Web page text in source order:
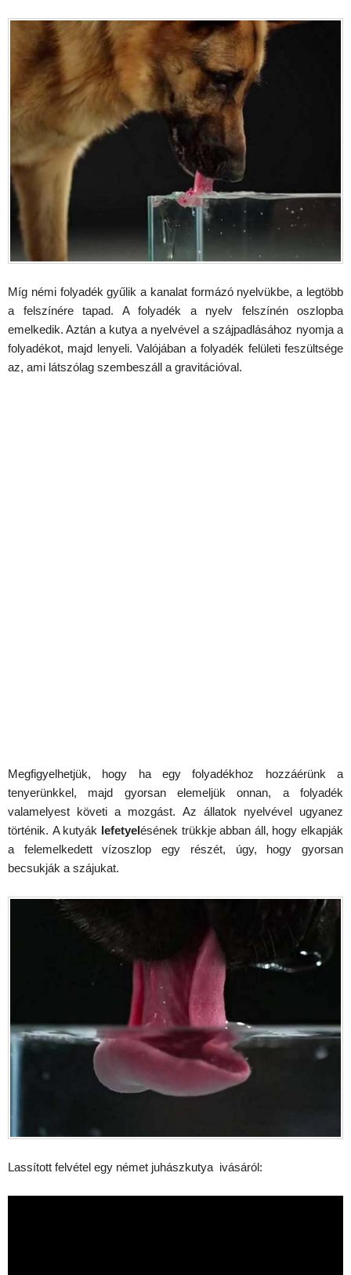
Míg némi folyadék gyűlik a kanalat formázó nyelvükbe, a legtöbb
a felszínére tapad. A folyadék a nyelv felszínén oszlopba
emelkedik. Aztán a kutya a nyelvével a szájpadlásához nyomja a
folyadékot, majd lenyeli. Valójában a folyadék felületi feszültsége
az, ami látszólag szembeszáll a gravitációval.
Megfigyelhetjük, hogy ha egy folyadékhoz hozzáérünk a
tenyerünkkel, majd gyorsan elemeljük onnan, a folyadék
valamelyest követi a mozgást. Az állatok nyelvével ugyanez
történik. A kutyák lefetyelésének trükkje abban áll, hogy elkapják
a felemelkedett vízoszlop egy részét, úgy, hogy gyorsan
becsukják a szájukat.
Lassított felvétel egy német juhászkutya ivásáról: